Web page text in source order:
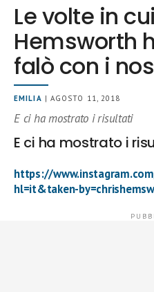
Le volte in
Hemsworth
falò con i
EMILIA | AGOSTO 11, 2018
E ci ha mostrato i risultati
E ci ha mostrato i
https://
hl=it&taken-